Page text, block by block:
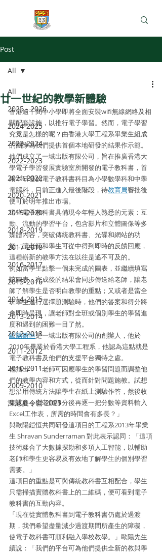
Post
All
2025 - 2026
2024-2025
2023-2024
2022-2023
2021-2022
2020-2021
2019-2020
2018-2019
2017-2018
2016-2017
2015-2016
2014-2015
2013-2014
2012-2013
2011-2012
2010-2011
2009-2010
深港夏令營 2025
All
廿一世紀的教學新體驗
香港逾千間中小學即將全面安裝wifi無線網絡及相
關配套設施，以推行電子學習。然而，電子學習
究竟是怎樣的呢？由香港大學工程系畢業生組成
的團隊為我們提供首個本地研發的結果作示範。
他們成立了一域出版有限公司，旨在推廣香港大
學電子學習發展實驗室所開發的電子教科書，首
兩本研發的電子教科書科目為小學數學科和中學
電腦科，目前正進入最後階段，待教育局審批後
便可於明年推出市場。
這些電子教科書具備現今年輕人熟悉的元素：互
動、流動的學習平台，包含影片和立體圖像等多
媒體內容，突破傳統教科書、光碟和網站的功
能，讓老師和學生可從中得到即時的反饋回應，
這種嶄新的教學方法在以往是遙不可及的。
例如當學生點擊一個未完成的圖表，並繼續填寫
該圖表，完成後的結果會同步傳送給老師，讓老
師了解學生是否明白教學的重點；又或者是當全
班學生進行選擇題測驗時，他們的答案和得分將
會即時呈現，讓老師對全班或個別學生的學習進
度和遇到的困難一目了然。
歐陽鎧恒是一域出版有限公司的創辦人，他於
2010年畢業於香港大學工程系，他認為這點就是
電子教科書及他們的支援平台獨特之處。
他指出：「老師可因應學生的學習問題而調整他
們的教學內容和方式，從而針對問題施教。試想
想沿用傳統方法讓學生在紙上測驗作答，然後收
集試卷，由老師評分後再逐一把分數等資料輸入
Excel工作表，所需的時間會有多長？」
與歐陽鎧恒共同研發這項目的工程系2013年畢業
生 Shravan Sunderraman 對此表示認同：「這項
技術糅合了大數據探勘和多項人工智能，以輔助
老師和學生更容易及有效地了解學生的個別學習
需要。」
這項目的重點是可與傳統教科書互相配合，學生
只需掃描實體教科書上的二維碼，便可看到電子
教科書的互動內容。
「現在從實體教科書到電子教科書仍處於過渡
期，我們希望盡量減少過渡期間所產生的障礙，
使電子教科書可順利融入學校教學。」歐陽先生
續說：「我們的平台可為他們提供全新的教與學